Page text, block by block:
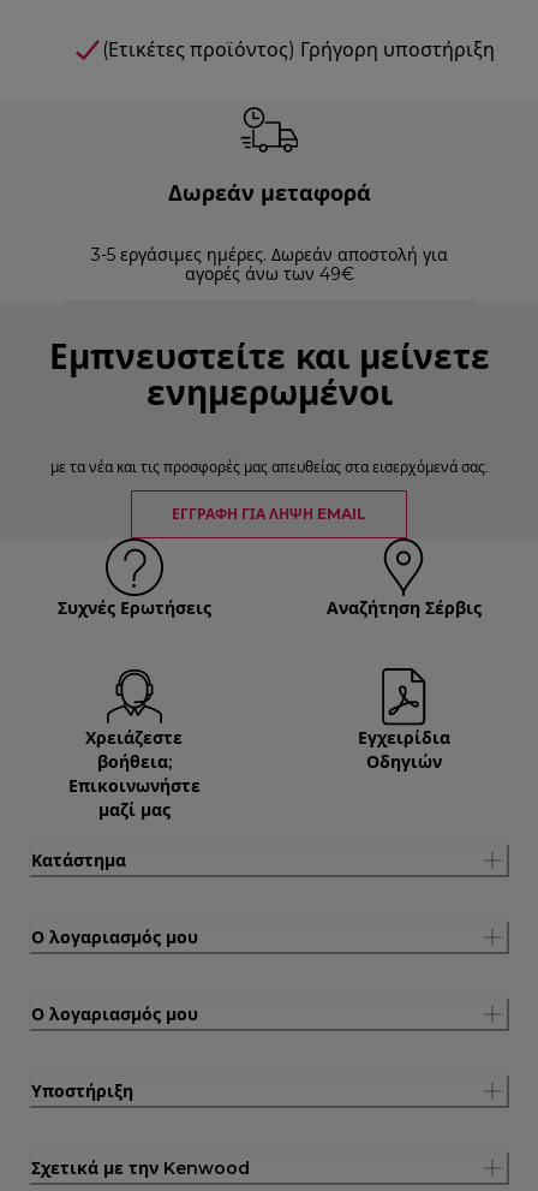
(Ετικέτες προϊόντος) Γρήγορη υποστήριξη
Δωρεάν μεταφορά
3-5 εργάσιμες ημέρες. Δωρεάν αποστολή για
αγορές άνω των 49€
Εμπνευστείτε και μείνετε
ενημερωμένοι
με τα νέα και τις προσφορές μας απευθείας στα εισερχόμενά σας.
ΕΓΓΡΑΦΉ ΓΙΑ ΛΉΨΗ EMAIL
Συχνές Ερωτήσεις Αναζήτηση Σέρβις
Χρειάζεστε
βοήθεια;
Επικοινωνήστε
μαζί μας
Εγχειρίδια
Οδηγιών
Κατάστημα
Ο λογαριασμός μου
Ο λογαριασμός μου
Υποστήριξη
Σχετικά με την Kenwood